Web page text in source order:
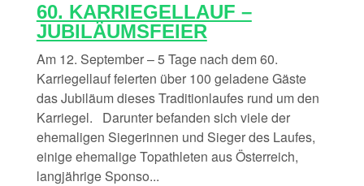
60. KARRIEGELLAUF –
JUBILÄUMSFEIER
Am 12. September – 5 Tage nach dem 60.
Karriegellauf feierten über 100 geladene Gäste
das Jubiläum dieses Traditionlaufes rund um den
Karriegel. Darunter befanden sich viele der
ehemaligen Siegerinnen und Sieger des Laufes,
einige ehemalige Topathleten aus Österreich,
langjährige Sponso...